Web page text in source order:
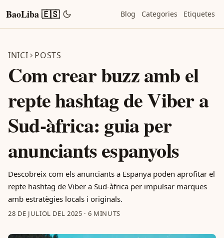
BaoLiba 🇪🇸 Blog Categories Etiquetes
INICI POSTS
Com crear buzz amb el
repte hashtag de Viber a
Sud-àfrica: guia per
anunciants espanyols
Descobreix com els anunciants a Espanya poden aprofitar el
repte hashtag de Viber a Sud-àfrica per impulsar marques
amb estratègies locals i originals.
28 DE JULIOL DEL 2025 · 6 MINUTS